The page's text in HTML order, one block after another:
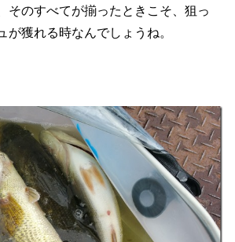
そのすべてが揃ったときこそ、狙っ
が獲れる時なんでしょうね。